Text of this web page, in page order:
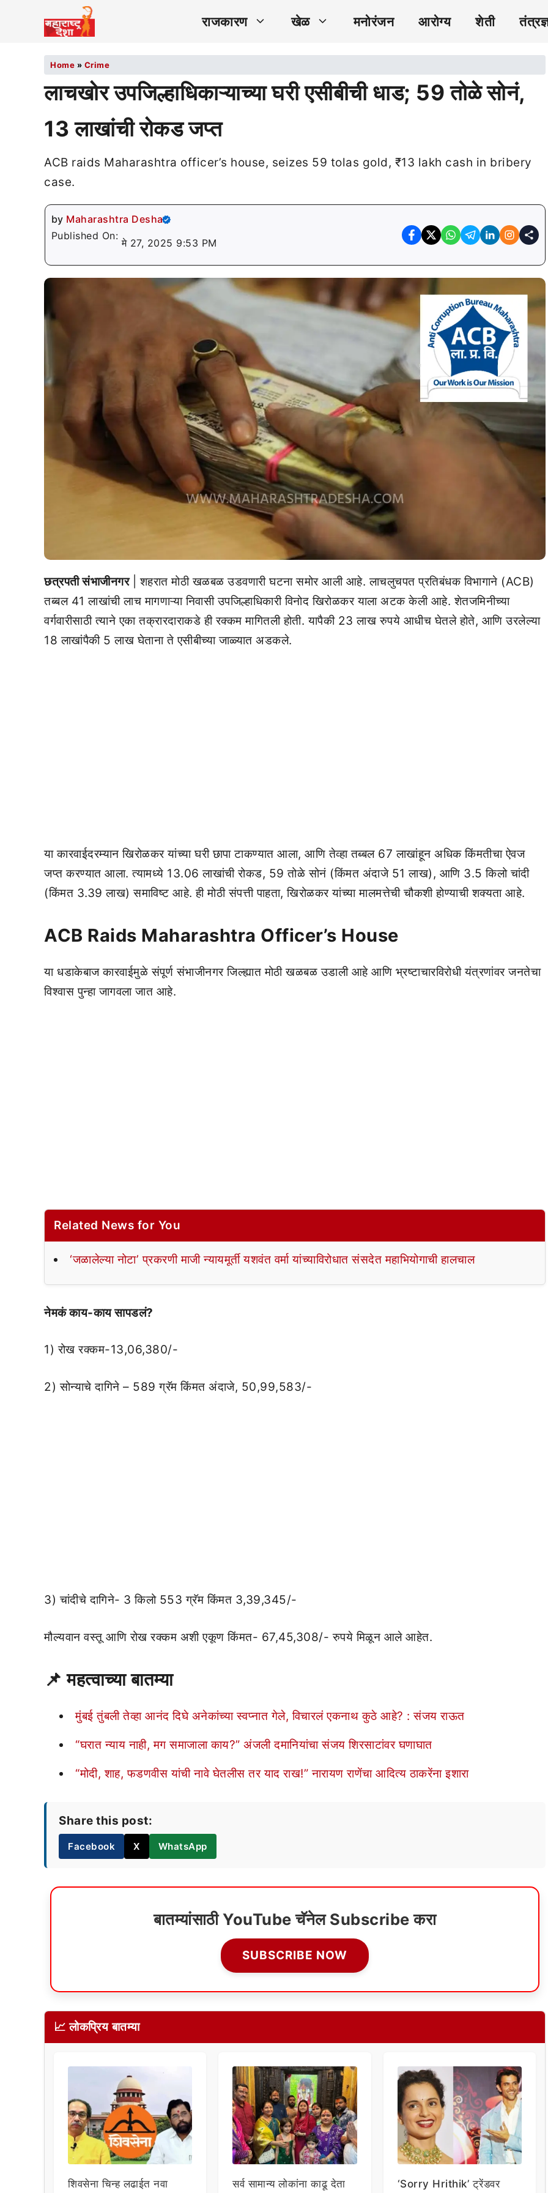
राजकारण खेळ मनोरंजन आरोग्य शेती
Home » Crime
लाचखोर उपजिल्हाधिकाऱ्याच्या घरी एसीबीची धाड; 59 तोळे सोनं,
13 लाखांची रोकड जप्त
ACB raids Maharashtra officer’s house, seizes 59 tolas gold, ₹13 lakh cash in bribery
case.
by Maharashtra Desha
Published On:
मे 27, 2025 9:53 PM
छत्रपती संभाजीनगर| शहरात मोठी खळबळ उडवणारी घटना समोर आली आहे. लाचलुचपत प्रतिबंधक विभागाने (ACB)
तब्बल 41 लाखांची लाच मागणाऱ्या निवासी उपजिल्हाधिकारी विनोद खिरोळकर याला अटक केली आहे. शेतजमिनीच्या
वर्गवारीसाठी त्याने एका तक्रारदाराकडे ही रक्कम मागितली होती. यापैकी 23 लाख रुपये आधीच घेतले होते, आणि उरलेल्या
18 लाखांपैकी 5 लाख घेताना ते एसीबीच्या जाळ्यात अडकले.
या कारवाईदरम्यान खिरोळकर यांच्या घरी छापा टाकण्यात आला, आणि तेव्हा तब्बल 67 लाखांहून अधिक किंमतीचा ऐवज
जप्त करण्यात आला. त्यामध्ये 13.06 लाखांची रोकड, 59 तोळे सोनं (किंमत अंदाजे 51 लाख), आणि 3.5 किलो चांदी
(किंमत 3.39 लाख) समाविष्ट आहे. ही मोठी संपत्ती पाहता, खिरोळकर यांच्या मालमत्तेची चौकशी होण्याची शक्यता आहे.
ACB Raids Maharashtra Officer’s House
या धडाकेबाज कारवाईमुळे संपूर्ण संभाजीनगर जिल्ह्यात मोठी खळबळ उडाली आहे आणि भ्रष्टाचारविरोधी यंत्रणांवर जनतेचा
विश्वास पुन्हा जागवला जात आहे.
Related News for You
‘जळालेल्या नोटा’ प्रकरणी माजी न्यायमूर्ती यशवंत वर्मा यांच्याविरोधात संसदेत महाभियोगाची हालचाल
नेमकं काय-काय सापडलं?
1) रोख रक्कम-13,06,380/-
2) सोन्याचे दागिने – 589 ग्रॅम किंमत अंदाजे, 50,99,583/-
3) चांदीचे दागिने- 3 किलो 553 ग्रॅम किंमत 3,39,345/-
मौल्यवान वस्तू आणि रोख रक्कम अशी एकूण किंमत- 67,45,308/- रुपये मिळून आले आहेत.
📌 महत्वाच्या बातम्या
मुंबई तुंबली तेव्हा आनंद दिघे अनेकांच्या स्वप्नात गेले, विचारलं एकनाथ कुठे आहे? : संजय राऊत
“घरात न्याय नाही, मग समाजाला काय?” अंजली दमानियांचा संजय शिरसाटांवर घणाघात
“मोदी, शाह, फडणवीस यांची नावे घेतलीस तर याद राख!” नारायण राणेंचा आदित्य ठाकरेंना इशारा
Share this post:
Facebook X WhatsApp
बातम्यांसाठी YouTube चॅनेल Subscribe करा
SUBSCRIBE NOW
📈 लोकप्रिय बातम्या
शिवसेना चिन्ह लढाईत नवा सर्व सामान्य लोकांना काढू देता ‘Sorry Hrithik’ ट्रेंडवर